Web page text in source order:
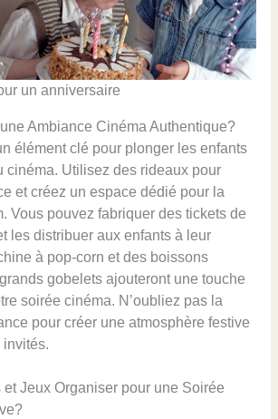
un anniversaire
Ambiance Cinéma Authentique?
élément clé pour plonger les enfants
cinéma. Utilisez des rideaux pour
et créez un espace dédié pour la
Vous pouvez fabriquer des tickets de
les distribuer aux enfants à leur
à pop-corn et des boissons
gobelets ajouteront une touche
soirée cinéma. N’oubliez pas la
pour créer une atmosphère festive
invités.
Jeux Organiser pour une Soirée